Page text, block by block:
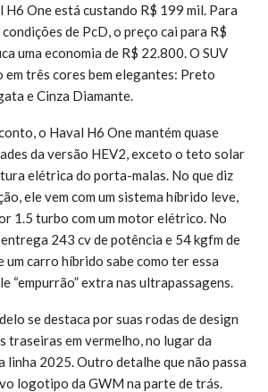
H6 One está custando R$ 199 mil. Para
de PcD, o preço cai para R$
uma economia de R$ 22.800. O SUV
em três cores bem elegantes: Preto
e Cinza Diamante.
o Haval H6 One mantém quase
da versão HEV2, exceto o teto solar
elétrica do porta-malas. No que diz
ele vem com um sistema híbrido leve,
1.5 turbo com um motor elétrico. No
243 cv de potência e 54 kgfm de
um carro híbrido sabe como ter essa
“empurrão” extra nas ultrapassagens.
se destaca por suas rodas de design
traseiras em vermelho, no lugar da
linha 2025. Outro detalhe que não passa
logotipo da GWM na parte de trás.